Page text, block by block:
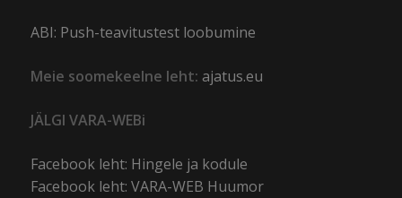
ABI: Push-teavitustest loobumine
Meie soomekeelne leht: ajatus.eu
JÄLGI VARA-WEBi
Facebook leht: Hingele ja kodule
Facebook leht: VARA-WEB Huumor